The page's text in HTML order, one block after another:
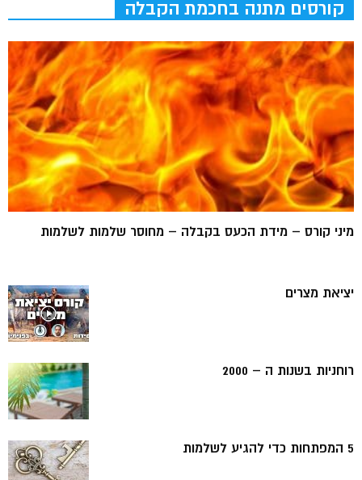
קורסים מתנה בחכמת הקבלה
מיני קורס – מידת הכעס בקבלה – מחוסר שלמות לשלמות
יציאת מצרים
רוחניות בשנות ה – 2000
5 המפתחות כדי להגיע לשלמות